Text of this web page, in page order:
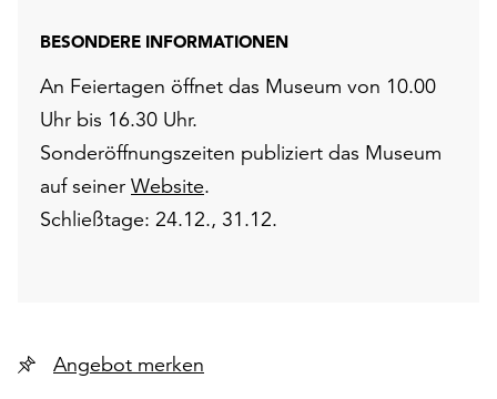
BESONDERE INFORMATIONEN
An Feiertagen öffnet das Museum von 10.00
Uhr bis 16.30 Uhr.
Sonderöffnungszeiten publiziert das Museum
auf seiner Website.
Schließtage: 24.12., 31.12.
Angebot merken